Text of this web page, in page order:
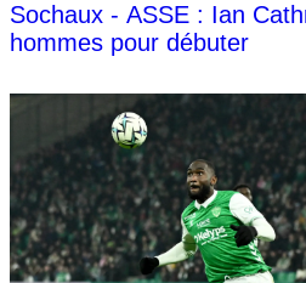
Sochaux - ASSE : Ian
hommes pour débuter